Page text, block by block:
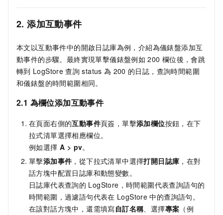
2. 添加互動事件
本文以互動事件中的開啟日誌庫為例，介紹為儀錶盤添加互
動事件的步驟。最終實現單擊儀錶盤例如 200 欄位後，會跳
轉到 LogStore 查詢 status 為 200 的日誌，查詢時間範圍
和儀錶盤的時間範圍相同。
2.1 為欄位添加互動事件
在頁面右側的互動事件頁簽，單擊添加欄位按鈕，在下
拉式清單選擇相應欄位。
例如選擇 A > pv。
單擊添加事件 ，從下拉式清單中選擇打開日誌庫 ，在對
話方塊中配置日誌庫和動態變數。
日誌庫代表查詢的 LogStore，時間範圍代表查詢語句的
時間範圍，過濾語句代表在 LogStore 中的查詢語句。
在該對話方塊中，還需填寫自訂名稱、選擇專案 （例